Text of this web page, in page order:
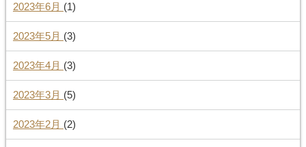
2023年6月 (1)
2023年5月 (3)
2023年4月 (3)
2023年3月 (5)
2023年2月 (2)